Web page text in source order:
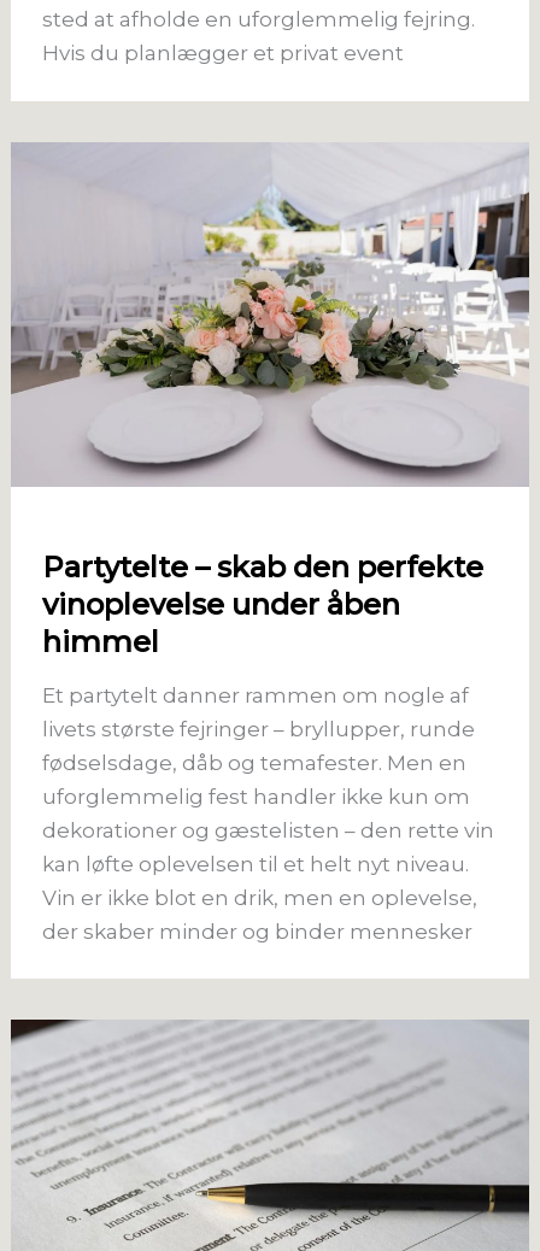
sted at afholde en uforglemmelig fejring.
Hvis du planlægger et privat event
Partytelte – skab den perfekte
vinoplevelse under åben
himmel
Et partytelt danner rammen om nogle af
livets største fejringer – bryllupper, runde
fødselsdage, dåb og temafester. Men en
uforglemmelig fest handler ikke kun om
dekorationer og gæstelisten – den rette vin
kan løfte oplevelsen til et helt nyt niveau.
Vin er ikke blot en drik, men en oplevelse,
der skaber minder og binder mennesker